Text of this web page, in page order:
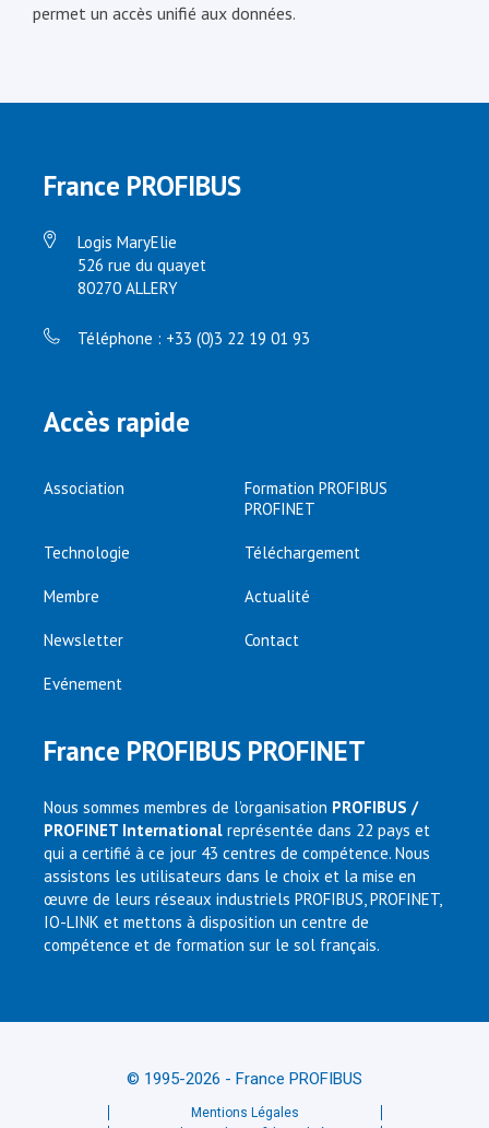
permet un accès unifié aux données.
France PROFIBUS
Logis MaryElie
526 rue du quayet
80270 ALLERY
Téléphone : +33 (0)3 22 19 01 93
Accès rapide
Association
Formation PROFIBUS
PROFINET
Technologie Téléchargement
Membre Actualité
Newsletter Contact
Evénement
France PROFIBUS PROFINET
Nous sommes membres de l’organisation PROFIBUS /
PROFINET International représentée dans 22 pays et
qui a certifié à ce jour 43 centres de compétence. Nous
assistons les utilisateurs dans le choix et la mise en
œuvre de leurs réseaux industriels PROFIBUS, PROFINET,
IO-LINK et mettons à disposition un centre de
compétence et de formation sur le sol français.
© 1995-2026 - France PROFIBUS
Mentions Légales